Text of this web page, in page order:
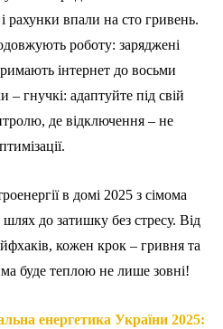
рахунки впали на сто гривень.
роботу: заряджені
інтернет до восьми
гнучкі: адаптуйте під свій
де відключення – не
в домі 2025 з сімома
до затишку без стресу. Від
кожен крок – гривня та
буде теплою не лише зовні!
енергетика України 2025: